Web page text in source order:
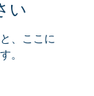
い
、ここに
。